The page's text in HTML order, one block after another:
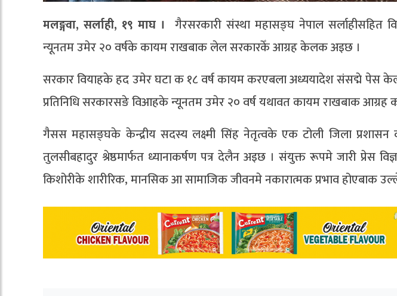
मलङ्गवा, सर्लाही, १९ माघ । गैरसरकारी संस्था महासङ्घ नेपाल सर्लाहीसहित
न्यूनतम उमेर २० वर्षके कायम राखबाक लेल सरकारकेँ आग्रह केलक अइछ ।
सरकार वियाहके हद उमेर घटा क १८ वर्ष कायम करएबला अध्ययादेश संसद्मे पेस
प्रतिनिधि सरकारसङे विआहके न्यूनतम उमेर २० वर्ष यथावत कायम राखबाक आग्रह
गैसस महासङ्घके केन्द्रीय सदस्य लक्ष्मी सिंह नेतृत्वके एक टोली जिला प्रशासन
तुलसीबहादुर श्रेष्ठमार्फत ध्यानाकर्षण पत्र देलैन अइछ । संयुक्त रूपमे जारी प्रेस
किशोरीके शारीरिक, मानसिक आ सामाजिक जीवनमे नकारात्मक प्रभाव